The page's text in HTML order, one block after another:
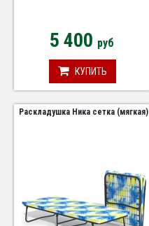
5 400 руб
КУПИТЬ
Раскладушка Ника сетка (мягкая)